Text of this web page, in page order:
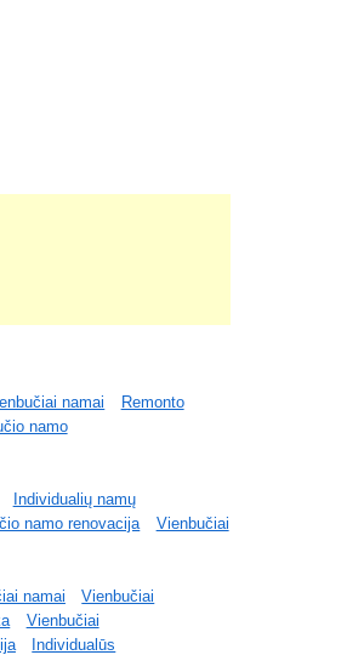
namai
Remonto
namo
Individualių namų
namo renovacija
Vienbučiai
namai
Vienbučiai
Vienbučiai
Individualūs